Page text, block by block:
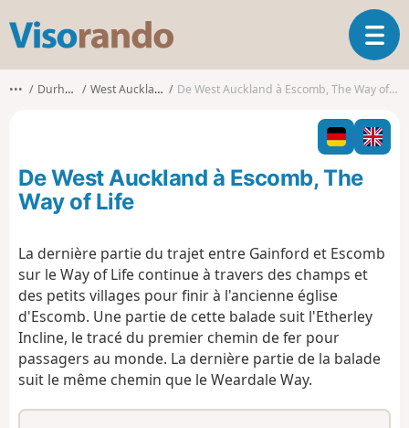
s
o
o
O
u
i
r
l
i
n
••• Durham West Auckland De West Auckland à Escomb, The Way of Life
De West Auckland à Escomb, The
Way of Life
La dernière partie du trajet entre Gainford et Escomb
sur le Way of Life continue à travers des champs et
des petits villages pour finir à l'ancienne église
d'Escomb. Une partie de cette balade suit l'Etherley
Incline, le tracé du premier chemin de fer pour
passagers au monde. La dernière partie de la balade
suit le même chemin que le Weardale Way.